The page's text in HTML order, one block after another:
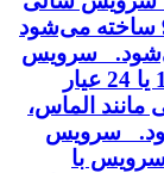
نقره: این نوع سرویس از نقره 925 ساخته می‌شود
می‌شود. سرویس
شالی طلا: این سرویس از طلای 18 یا 24 عیار
الماس،
سرویس
با